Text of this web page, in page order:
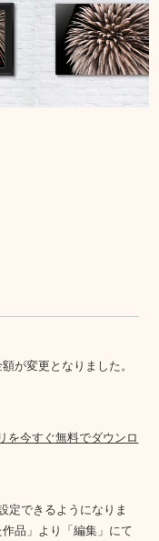
が変更となりました。
を今すぐ無料でダウンロ
定できるようになりま
品」より「編集」にて